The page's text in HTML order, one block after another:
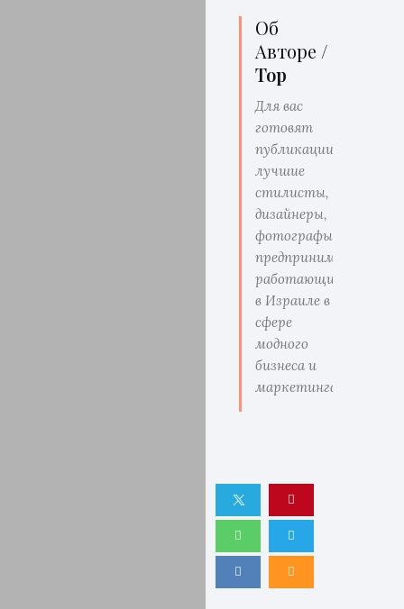
Об
Авторе /
Top
Для вас
готовят
публикации
лучшие
стилисты,
дизайнеры,
фотографы,
предприниматели
работающие
в Израиле в
сфере
модного
бизнеса и
маркетинга.